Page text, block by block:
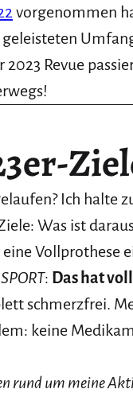
vorgenommen
Revue
Ich halte
Was ist
eine Vollprothese
: Das hat
schmerzfrei.
keine
rund um meine